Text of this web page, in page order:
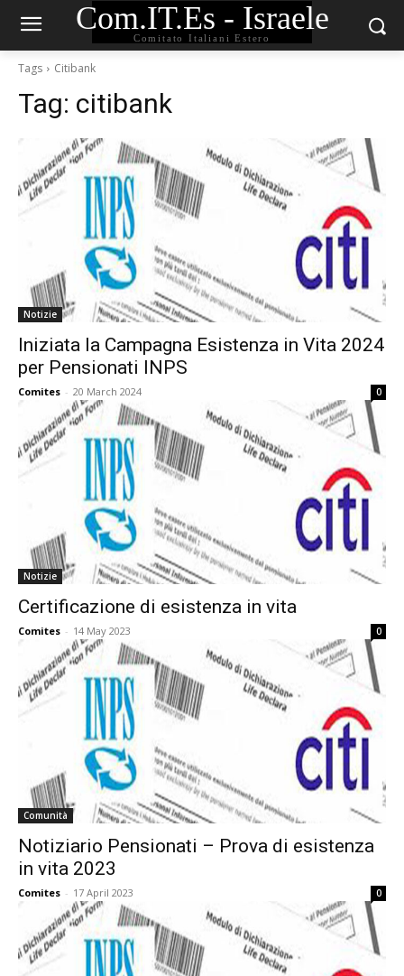
Com.IT.Es - Israele
Comitato Italiani Estero
Tags Citibank
Tag: citibank
Notizie
Iniziata la Campagna Esistenza in Vita 2024
per Pensionati INPS
Comites - 20 March 2024 0
Notizie
Certificazione di esistenza in vita
Comites - 14 May 2023 0
Comunità
Notiziario Pensionati – Prova di esistenza
in vita 2023
Comites - 17 April 2023 0